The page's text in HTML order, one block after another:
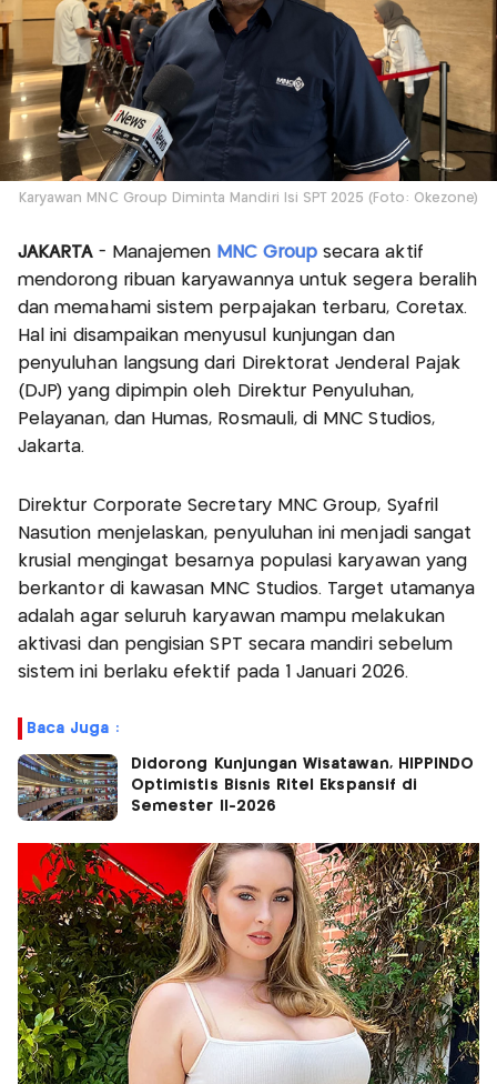
Karyawan MNC Group Diminta Mandiri Isi SPT 2025 (Foto: Okezone)
JAKARTA- Manajemen MNC Groupsecara aktif
mendorong ribuan karyawannya untuk segera beralih
dan memahami sistem perpajakan terbaru, Coretax.
Hal ini disampaikan menyusul kunjungan dan
penyuluhan langsung dari Direktorat Jenderal Pajak
(DJP) yang dipimpin oleh Direktur Penyuluhan,
Pelayanan, dan Humas, Rosmauli, di MNC Studios,
Jakarta.
Direktur Corporate Secretary MNC Group, Syafril
Nasution menjelaskan, penyuluhan ini menjadi sangat
krusial mengingat besarnya populasi karyawan yang
berkantor di kawasan MNC Studios. Target utamanya
adalah agar seluruh karyawan mampu melakukan
aktivasi dan pengisian SPT secara mandiri sebelum
sistem ini berlaku efektif pada 1 Januari 2026.
Baca Juga :
Didorong Kunjungan Wisatawan, HIPPINDO
Optimistis Bisnis Ritel Ekspansif di
Semester II-2026